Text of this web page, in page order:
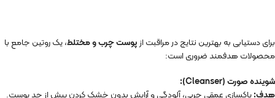
برای دستیابی به بهترین نتایج در مراقبت از پوست چرب و مختلط، یک روتین جامع با
محصولات هدفمند ضروری است:
شوینده صورت (Cleanser):
هدف:پاکسازی عمقی چربی، آلودگی و آرایش بدون خشک کردن بیش از حد پوست.